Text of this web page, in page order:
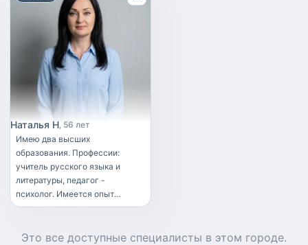
Наталья Н 56 лет
Имею два высших
образования. Профессии:
учитель русского языка и
литературы, педагог -
психолог. Имеется опыт
работы с детьми начальных
за шагом") Общительная,
Это все доступные специалисты в этом городе.